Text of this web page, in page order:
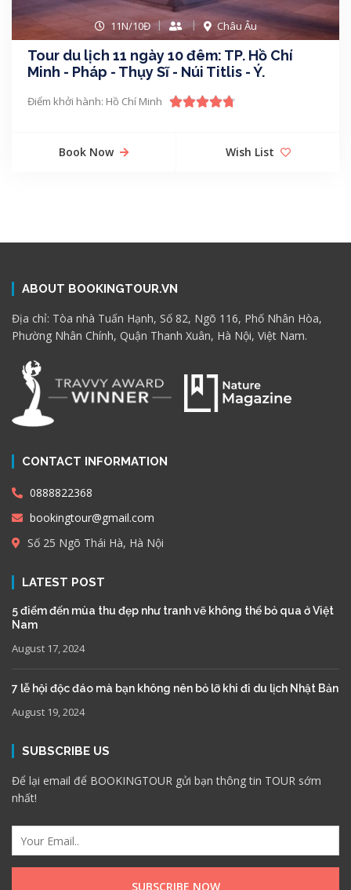
11N/10Đ Châu Âu
Tour du lịch 11 ngày 10 đêm: TP. Hồ Chí
Minh - Pháp - Thụy Sĩ - Núi Titlis - Ý.
Điểm khởi hành: Hồ Chí Minh
Book Now Wish List
ABOUT BOOKINGTOUR.VN
Địa chỉ: Tòa nhà Tuấn Hạnh, Số 82, Ngõ 116, Phố Nhân Hòa,
Phường Nhân Chính, Quận Thanh Xuân, Hà Nội, Việt Nam.
CONTACT INFORMATION
0888822368
bookingtour@gmail.com
Số 25 Ngõ Thái Hà, Hà Nội
LATEST POST
5 điểm đến mùa thu đẹp như tranh vẽ không thể bỏ qua ở Việt
Nam
August 17, 2024
7 lễ hội độc đáo mà bạn không nên bỏ lỡ khi đi du lịch Nhật Bản
August 19, 2024
SUBSCRIBE US
Để lại email để BOOKINGTOUR gửi bạn thông tin TOUR sớm
nhất!